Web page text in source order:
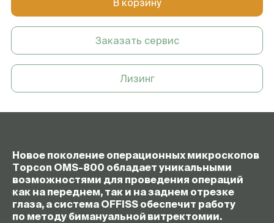
В корзину
Заказать сервис
Лизинг
Новое поколение операционных микроскопов
Topcon OMS-800 обладает уникальными
возможностями для проведения операций
как на переднем, так и на заднем отрезке
глаза, а система OFFISS обеспечит работу
по методу бимануальной витректомии.